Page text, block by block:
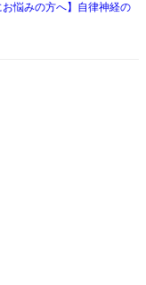
お悩みの方へ】自律神経の